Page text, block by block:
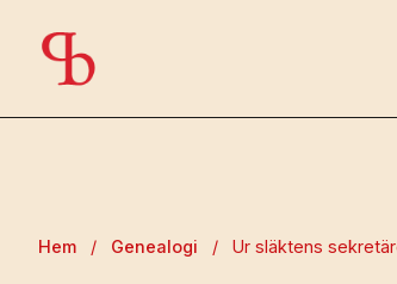
Hem / Genealogi / Ur släktens